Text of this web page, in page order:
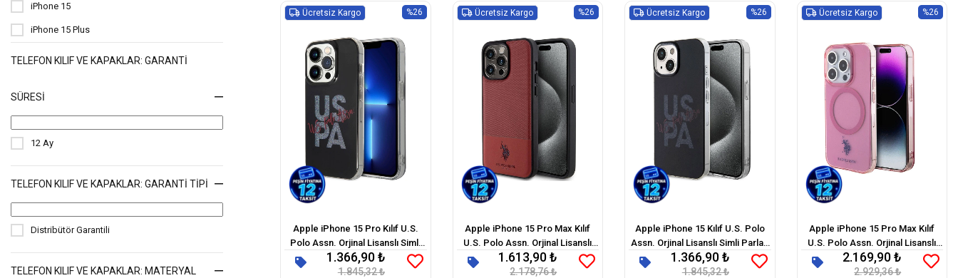
iPhone 15
iPhone 15 Plus
TELEFON KILIF VE KAPAKLAR: GARANTI
SÜRESI
12 Ay
TELEFON KILIF VE KAPAKLAR: GARANTI TIPI
Distribütör Garantili
TELEFON KILIF VE KAPAKLAR: MATERYAL
Apple iPhone 15 Pro Kılıf U.S.
Polo Assn. Orjinal Lisanslı Simli
Parlak Alfabe Tasarım Kapak
1.366,90 ₺
1.845,32 ₺
%26
Ücretsiz Kargo
Apple iPhone 15 Pro Max Kılıf
U.S. Polo Assn. Orjinal Lisanslı
Suni Deri Arka Yüzey Baskı
Logolu Örgü Desenli Kapak
1.613,90 ₺
2.178,76 ₺
%26
Ücretsiz Kargo
Apple iPhone 15 Kılıf U.S. Polo
Assn. Orjinal Lisanslı Simli Parlak
Alfabe Tasarım Kapak
1.366,90 ₺
1.845,32 ₺
%26
Ücretsiz Kargo
Apple iPhone 15 Pro Max Kılıf
U.S. Polo Assn. Orjinal Lisanslı
Magsafe Şarj Özellikli
Transparan Tasarım Kapak
2.169,90 ₺
2.929,36 ₺
%26
Ücretsiz Kargo